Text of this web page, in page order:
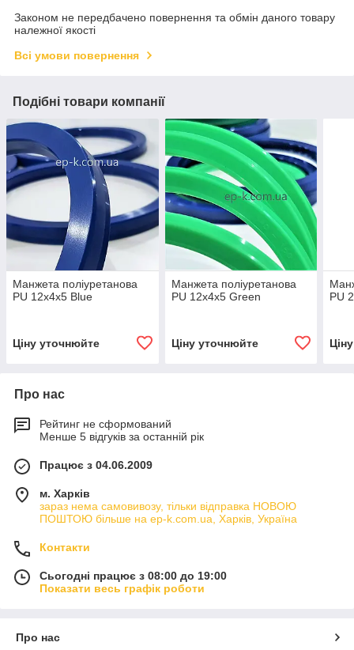
Законом не передбачено повернення та обмін даного товару
належної якості
Всі умови повернення
Подібні товари компанії
Манжета поліуретанова
PU 12х4х5 Blue
Ціну уточнюйте
Манжета поліуретанова
PU 12х4х5 Green
Ціну уточнюйте
PU
Про нас
Рейтинг не сформований
Менше 5 відгуків за останній рік
Працює з 04.06.2009
м. Харків
зараз нема самовивозу, тільки відправка НОВОЮ
ПОШТОЮ більше на ep-k.com.ua, Харків, Україна
Контакти
Сьогодні працює з 08:00 до 19:00
Показати весь графік роботи
Про нас